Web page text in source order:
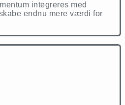
integreres med
endnu mere værdi for